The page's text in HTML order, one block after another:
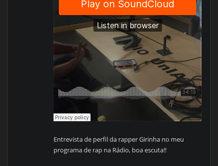
Entrevista de perfil da rapper Girinha no meu
programa de rap na Rádio, boa escuta!!